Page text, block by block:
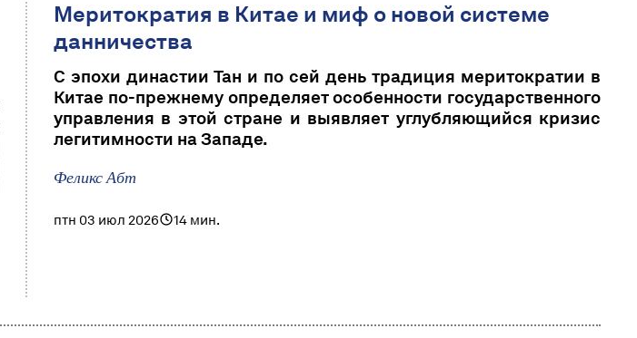
Меритократия в Китае и миф о новой системе
данничества
С эпохи династии Тан и по сей день традиция меритократии в
Китае по-прежнему определяет особенности государственного
управления в этой стране и выявляет углубляющийся кризис
легитимности на Западе.
Феликс Абт
птн 03 июл 2026 14 мин.